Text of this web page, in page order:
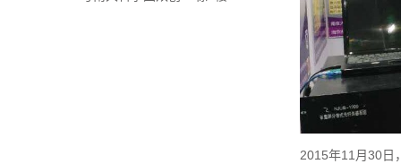
2015年11月30日